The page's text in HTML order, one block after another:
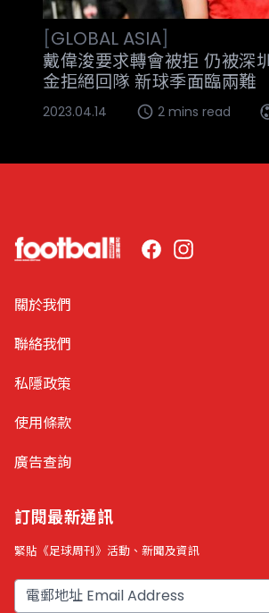
[GLOBAL ASIA]
戴偉浚要求轉會被拒 仍被深
金拒絕回隊 新球季面臨兩難
2023.04.14 2 mins read
FacebookInstagram
關於我們
聯絡我們
私隱政策
使用條款
廣告查詢
訂閱最新通訊
緊貼《足球周刊》活動、新聞及資訊
電郵